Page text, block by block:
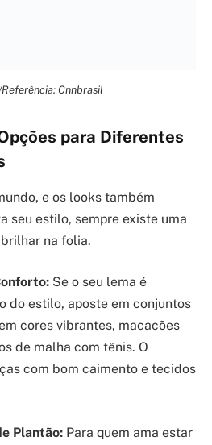
Cnnbrasil
para Diferentes
e os looks também
seu estilo, sempre existe uma
na folia.
Se o seu lema é
do estilo, aposte em conjuntos
cores vibrantes, macacões
de malha com tênis. O
com bom caimento e tecidos
Plantão: Para quem ama estar